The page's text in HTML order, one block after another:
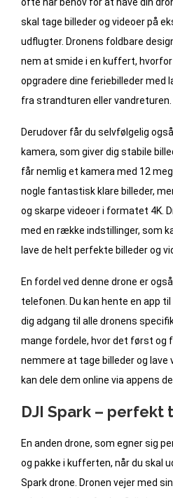
ofte har behov for at have din
skal tage billeder og videoer på
udflugter. Dronens foldbare
nem at smide i en kuffert,
opgradere dine feriebilleder
fra strandturen eller vandreturen.
Derudover får du selvfølgelig
kamera, som giver dig stabile
får nemlig et kamera med 12
nogle fantastisk klare billeder,
og skarpe videoer i formatet 4K.
med en række indstillinger, som
lave de helt perfekte billeder og
En fordel ved denne drone er
telefonen. Du kan hente en app
dig adgang til alle dronens
mange fordele, hvor det først og
nemmere at tage billeder og lave
kan dele dem online via appens
DJI Spark – perfekt
En anden drone, som egner sig
og pakke i kufferten, når du skal
Spark drone. Dronen vejer med